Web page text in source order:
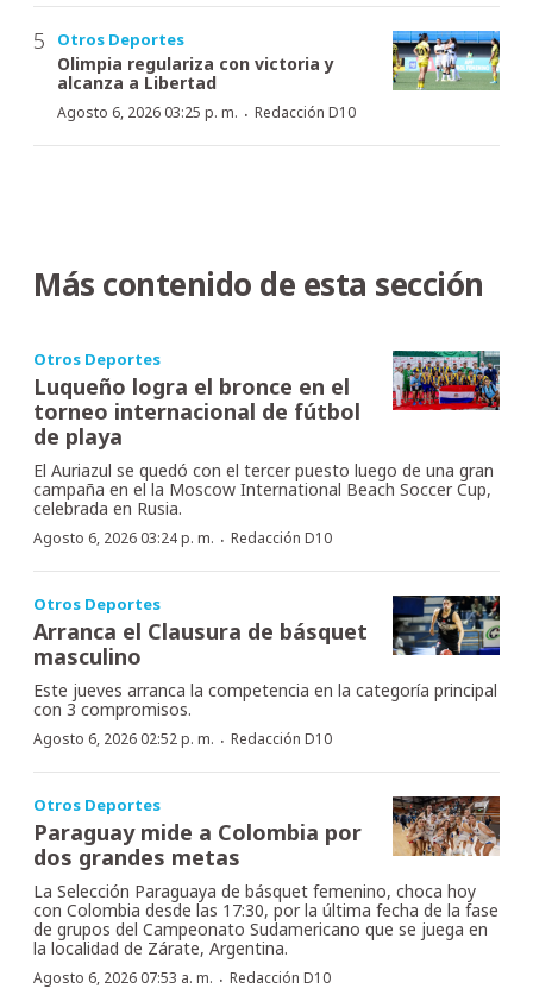
Otros Deportes
Olimpia regulariza con victoria y
alcanza a Libertad
Agosto 6, 2026 03:25 p. m. · Redacción D10
Más contenido de esta sección
Otros Deportes
Luqueño logra el bronce en el
torneo internacional de fútbol
de playa
El Auriazul se quedó con el tercer puesto luego de una gran
campaña en el la Moscow International Beach Soccer Cup,
celebrada en Rusia.
Agosto 6, 2026 03:24 p. m. · Redacción D10
Otros Deportes
Arranca el Clausura de básquet
masculino
Este jueves arranca la competencia en la categoría principal
con 3 compromisos.
Agosto 6, 2026 02:52 p. m. · Redacción D10
Otros Deportes
Paraguay mide a Colombia por
dos grandes metas
La Selección Paraguaya de básquet femenino, choca hoy
con Colombia desde las 17:30, por la última fecha de la fase
de grupos del Campeonato Sudamericano que se juega en
la localidad de Zárate, Argentina.
Agosto 6, 2026 07:53 a. m. · Redacción D10